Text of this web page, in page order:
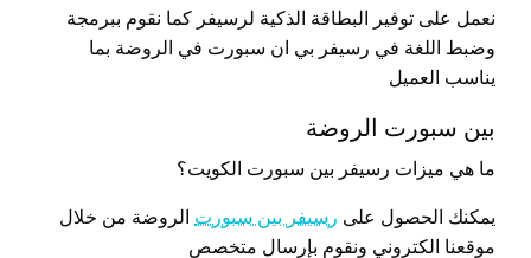
نعمل على توفير البطاقة الذكية لرسيفر كما نقوم ببرمجة
وضبط اللغة في رسيفر بي ان سبورت في الروضة بما
يناسب العميل
بين سبورت الروضة
ما هي ميزات رسيفر بين سبورت الكويت؟
يمكنك الحصول على رسيفر بين سبورت الروضة من خلال
موقعنا الكتروني ونقوم بإرسال متخصص